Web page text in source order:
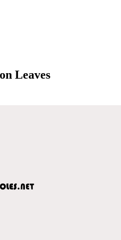
Leaves